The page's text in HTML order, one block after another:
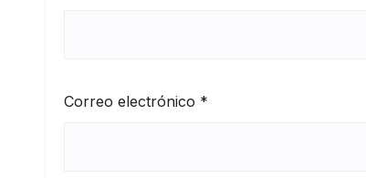
Correo electrónico *